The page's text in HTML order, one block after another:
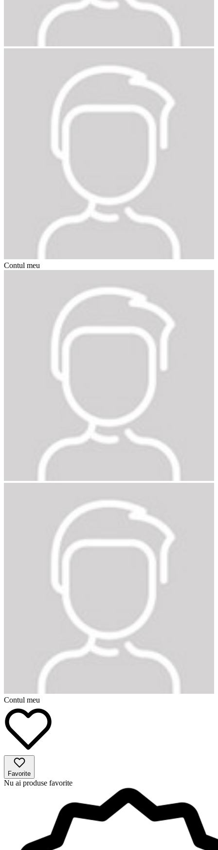
Contul meu
Contul meu
Favorite
Nu ai produse favorite